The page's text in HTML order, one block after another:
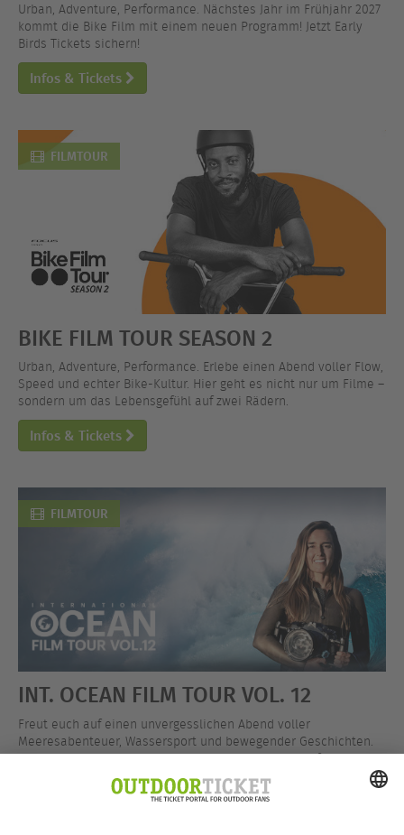
Urban, Adventure, Performance. Nächstes Jahr im Frühjahr 2027
kommt die Bike Film mit einem neuen Programm! Jetzt Early
Birds Tickets sichern!
Infos & Tickets
FILMTOUR
BIKE FILM TOUR SEASON 2
Urban, Adventure, Performance. Erlebe einen Abend voller Flow,
Speed und echter Bike-Kultur. Hier geht es nicht nur um Filme –
sondern um das Lebensgefühl auf zwei Rädern.
Infos & Tickets
FILMTOUR
INT. OCEAN FILM TOUR VOL. 12
Freut euch auf einen unvergesslichen Abend voller
Meeresabenteuer, Wassersport und bewegender Geschichten.
Die International Ocean Film Tour Vol. 12 ist jetzt auf Tour und
bringt euch dem Ozean ganz nah.